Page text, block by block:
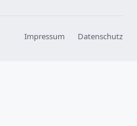
Impressum Datenschutz